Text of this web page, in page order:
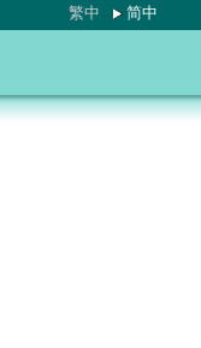
繁中 简中